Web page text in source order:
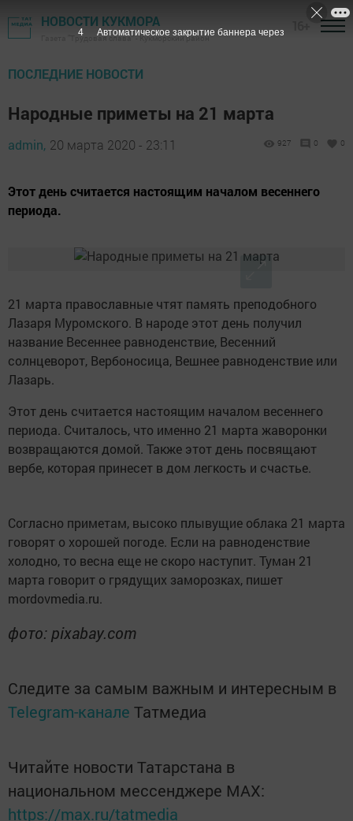
НОВОСТИ КУКМОРА
Газета "Трудовая слава" - Кукморский район
ПОСЛЕДНИЕ НОВОСТИ
Народные приметы на 21 марта
admin, 20 марта 2020 - 23:11 927 0 0
Этот день считается настоящим началом весеннего
периода.
21 марта православные чтят память преподобного
Лазаря Муромского. В народе этот день получил
название Весеннее равноденствие, Весенний
солнцеворот, Вербоносица, Вешнее равноденствие или
Лазарь.
Этот день считается настоящим началом весеннего
периода. Считалось, что именно 21 марта жаворонки
возвращаются домой. Также этот день посвящают
вербе, которая принесет в дом легкость и счастье.
Согласно приметам, высоко плывущие облака 21 марта
говорят о хорошей погоде. Если на равноденствие
холодно, то весна еще не скоро наступит. Туман 21
марта говорит о грядущих заморозках, пишет
mordovmedia.ru.
фото: pixabay.com
Следите за самым важным и интересным в
Telegram-канале Татмедиа
Читайте новости Татарстана в
национальном мессенджере MАХ:
https://max.ru/tatmedia
3 Автоматическое закрытие баннера через